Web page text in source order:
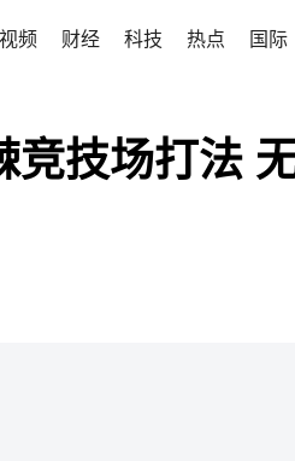
视频 财经 科技 热点 国际
竞技场打法